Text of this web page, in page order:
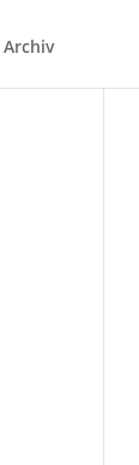
Archiv